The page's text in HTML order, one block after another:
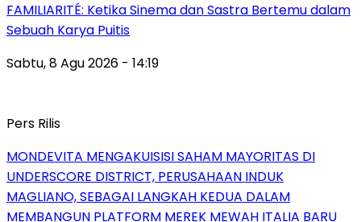
FAMILIARITÉ: Ketika Sinema dan Sastra Bertemu dalam
Sebuah Karya Puitis
Sabtu, 8 Agu 2026 - 14:19
Pers Rilis
MONDEVITA MENGAKUISISI SAHAM MAYORITAS DI
UNDERSCORE DISTRICT, PERUSAHAAN INDUK
MAGLIANO, SEBAGAI LANGKAH KEDUA DALAM
MEMBANGUN PLATFORM MEREK MEWAH ITALIA BARU